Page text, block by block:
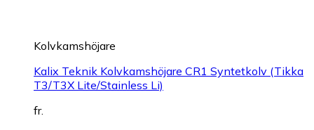
Kolvkamshöjare
Kalix Teknik Kolvkamshöjare CR1 Syntetkolv (Tikka
T3/T3X Lite/Stainless Li)
fr.